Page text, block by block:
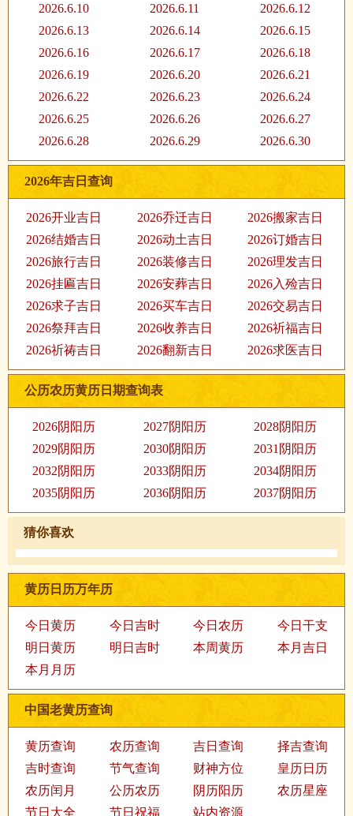
2026.6.10
2026.6.11
2026.6.12
2026.6.13
2026.6.14
2026.6.15
2026.6.16
2026.6.17
2026.6.18
2026.6.19
2026.6.20
2026.6.21
2026.6.22
2026.6.23
2026.6.24
2026.6.25
2026.6.26
2026.6.27
2026.6.28
2026.6.29 2026.6.30
2026年吉日查询
2026开业吉日 2026乔迁吉日
2026搬家吉日
2026结婚吉日
2026动土吉日
2026订婚吉日
2026旅行吉日
2026装修吉日
2026理发吉日
2026挂匾吉日
2026安葬吉日
2026入殓吉日
2026求子吉日
2026买车吉日
2026交易吉日
2026祭拜吉日
2026收养吉日
2026祈福吉日
2026祈祷吉日
2026翻新吉日 2026求医吉日
公历农历黄历日期查询表
2026阴阳历 2027阴阳历
2028阴阳历
2029阴阳历
2030阴阳历
2031阴阳历
2032阴阳历
2033阴阳历
2034阴阳历
2035阴阳历
2036阴阳历 2037阴阳历
猜你喜欢
黄历日历万年历
今日黄历 今日吉时 今日农历
今日干支
明日黄历
明日吉时 本周黄历
本月吉日
本月月历
中国老黄历查询
黄历查询 农历查询 吉日查询
择吉查询
吉时查询
节气查询 财神方位
皇历日历
农历闰月
公历农历 阴历阳历
农历星座
节日大全
节日祝福 站内资源